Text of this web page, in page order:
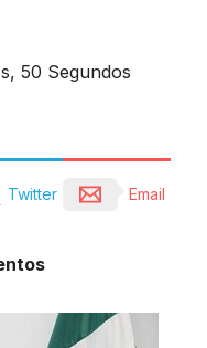
50 Segundos
Twitter Email